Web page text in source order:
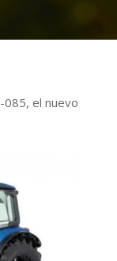
085, el nuevo